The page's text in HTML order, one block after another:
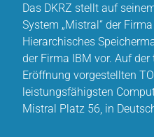
Das DKRZ stellt auf
System „Mistral“ der
Hierarchisches
der Firma IBM vor. Auf
Eröffnung vorgestellten
leistungsfähigsten
Mistral Platz 56, in